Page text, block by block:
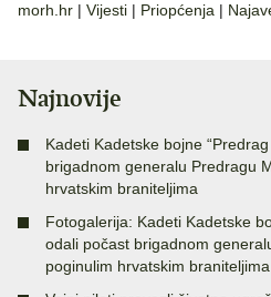
morh.hr | Vijesti | Priopćenja |
Najnovije
Kadeti Kadetske bojne
brigadnom generalu Predragu
hrvatskim braniteljima
Fotogalerija: Kadeti Kadetske
odali počast brigadnom
poginulim hrvatskim braniteljima